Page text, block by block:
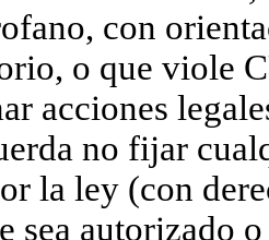
con
o que viole
acciones
no fijar
la ley (con
sea autorizado